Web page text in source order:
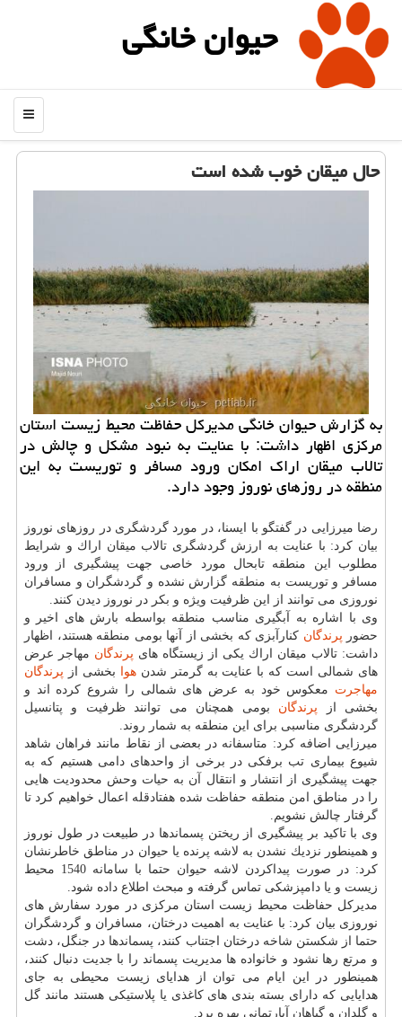
حیوان خانگی
منو
حال میقان خوب شده است
به گزارش حیوان خانگی مدیركل حفاظت محیط زیست استان
مركزی اظهار داشت: با عنایت به نبود مشكل و چالش در
تالاب میقان اراك امكان ورود مسافر و توریست به این
منطقه در روزهای نوروز وجود دارد.
رضا میرزایی در گفتگو با ایسنا، در مورد گردشگری در روزهای نوروز
بیان كرد: با عنایت به ارزش گردشگری تالاب میقان اراك و شرایط
مطلوب این منطقه تابحال مورد خاصی جهت پیشگیری از ورود
مسافر و توریست به منطقه گزارش نشده و گردشگران و مسافران
نوروزی می توانند از این ظرفیت ویژه و بكر در نوروز دیدن كنند.
وی با اشاره به آبگیری مناسب منطقه بواسطه بارش های اخیر و
حضور پرندگان كنارآبزی كه بخشی از آنها بومی منطقه هستند، اظهار
داشت: تالاب میقان اراك یكی از زیستگاه های پرندگان مهاجر عرض
های شمالی است كه با عنایت به گرمتر شدنهوا بخشی از پرندگان
مهاجرت معكوس خود به عرض های شمالی را شروع كرده اند و
بخشی از پرندگان بومی همچنان می توانند ظرفیت و پتانسیل
گردشگری مناسبی برای این منطقه به شمار روند.
میرزایی اضافه كرد: متاسفانه در بعضی از نقاط مانند فراهان شاهد
شیوع بیماری تب برفكی در برخی از واحدهای دامی هستیم كه به
جهت پیشگیری از انتشار و انتقال آن به حیات وحش محدودیت هایی
را در مناطق امن منطقه حفاظت شده هفتادقله اعمال خواهیم كرد تا
گرفتار چالش نشویم.
وی با تاكید بر پیشگیری از ریختن پسماندها در طبیعت در طول نوروز
و همینطور نزدیك نشدن به لاشه پرنده یا حیوان در مناطق خاطرنشان
كرد: در صورت پیداكردن لاشه حیوان حتما با سامانه 1540 محیط
زیست و یا دامپزشكی تماس گرفته و مبحث اطلاع داده شود.
مدیركل حفاظت محیط زیست استان مركزی در مورد سفارش های
نوروزی بیان كرد: با عنایت به اهمیت درختان، مسافران و گردشگران
حتما از شكستن شاخه درختان اجتناب كنند، پسماندها در جنگل، دشت
و مرتع رها نشود و خانواده ها مدیریت پسماند را با جدیت دنبال كنند،
همینطور در این ایام می توان از هدایای زیست محیطی به جای
هدایایی كه دارای بسته بندی های كاغذی یا پلاستیكی هستند مانند گل
و گلدان و گیاهان آپارتمانی بهره برد.